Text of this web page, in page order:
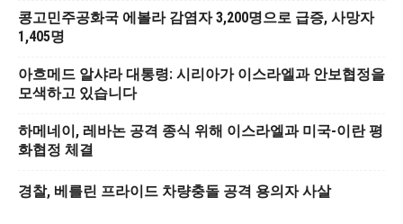
콩고민주공화국 에볼라 감염자 3,200명으로 급증, 사망자
1,405명
아흐메드 알샤라 대통령: 시리아가 이스라엘과 안보협정을
모색하고 있습니다
하메네이, 레바논 공격 종식 위해 이스라엘과 미국-이란 평
화협정 체결
경찰, 베를린 프라이드 차량충돌 공격 용의자 사살